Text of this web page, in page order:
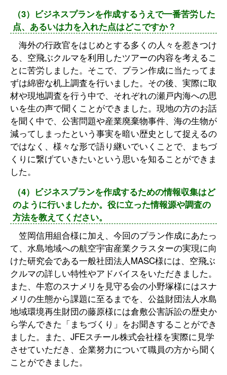
（3）ビジネスプランを作成するうえで一番苦労した
点、あるいは力を入れた点はどこですか？
海外の行政官をはじめとする多くの人々を惹きつけ
る、空飛ぶクルマを利用したツアーの内容を考えるこ
とに苦労しました。そこで、プラン作成に当たってま
ずは綿密な机上調査を行いました。その後、実際に取
材や現地調査を行う中で、それぞれの瀬戸内海への思
いを生の声で聞くことができました。現地の方のお話
を聞く中で、公害問題や産業廃棄物事件、海の生物が
減ってしまったという事実を暗い歴史として捉えるの
ではなく、様々な形で語り継いでいくことで、まちづ
くりに繋げていきたいという思いを知ることができま
した。
（4）ビジネスプランを作成するための情報収集はど
のように行いましたか。役に立った情報源や調査の
方法を教えてください。
笠岡信用組合様に加え、今回のプラン作成にあたっ
て、水島地域への航空宇宙産業クラスターの実現に向
けた研究会である一般社団法人MASC様には、空飛ぶ
クルマの詳しい特性やアドバイスをいただきました。
また、牛窓のスナメリを見守る会の小野塚様にはスナ
メリの生態から課題に至るまでを、公益財団法人水島
地域環境再生財団の藤原様には倉敷公害訴訟の歴史か
ら学んできた「まちづくり」をお聞きすることができ
ました。また、JFEスチール株式会社様を実際に見学
させていただき、企業努力について職員の方から聞く
ことができました。